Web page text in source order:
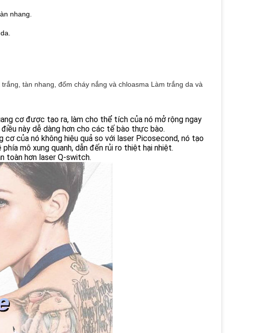
nhang.
tàn nhang, đốm cháy nắng và chloasma Làm trắng da và
cơ được tạo ra, làm cho thể tích của nó mở rộng ngay
này dễ dàng hơn cho các tế bào thực bào.
của nó không hiệu quả so với laser Picosecond, nó tạo
mô xung quanh, dẫn đến rủi ro thiệt hại nhiệt.
toàn hơn laser Q-switch.